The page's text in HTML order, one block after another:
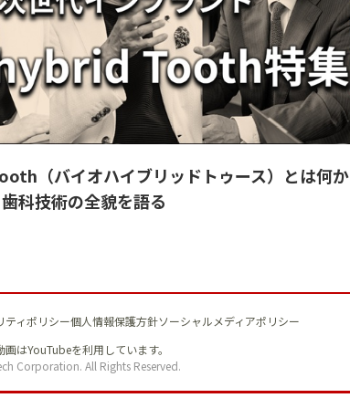
（バイオハイブリッドトゥース）とは何か
歯科技術の全貌を語る
ティポリシー個人情報保護方針ソーシャルメディアポリシー
はYouTubeを利用しています。
Corporation. All Rights Reserved.